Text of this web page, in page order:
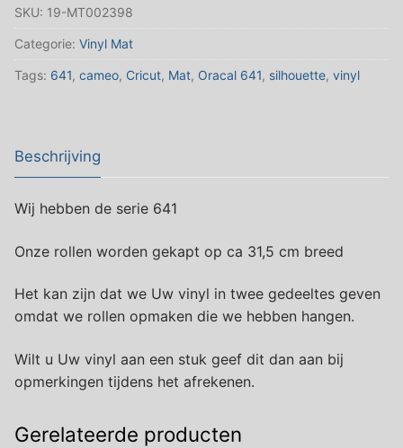
MAT
aantal
SKU: 19-MT002398
Categorie: Vinyl Mat
Tags: 641, cameo, Cricut, Mat, Oracal 641, silhouette, vinyl
Beschrijving
Wij hebben de serie 641
Onze rollen worden gekapt op ca 31,5 cm breed
Het kan zijn dat we Uw vinyl in twee gedeeltes geven
omdat we rollen opmaken die we hebben hangen.
Wilt u Uw vinyl aan een stuk geef dit dan aan bij
opmerkingen tijdens het afrekenen.
Gerelateerde producten